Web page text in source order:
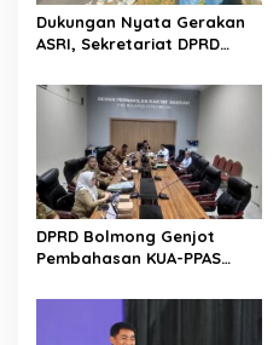
Dukungan Nyata Gerakan
ASRI, Sekretariat DPRD
Jalan Manado – Tomohon
DPRD Bolmong Genjot
Pembahasan KUA-PPAS